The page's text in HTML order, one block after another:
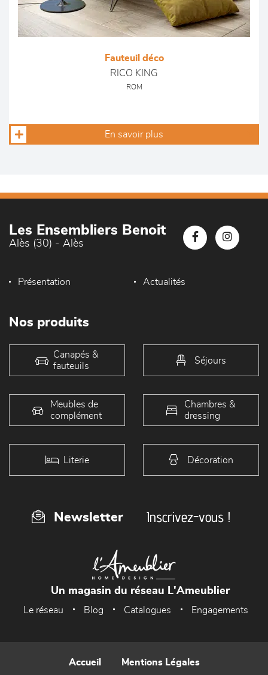
Fauteuil déco
RICO KING
ROM
En savoir plus
Les Ensembliers Benoit
Alès (30) - Alès
Présentation Actualités
Nos produits
Canapés &
fauteuils
Séjours
Meubles de
complément
Chambres &
dressing
Literie Décoration
Newsletter Inscrivez-vous !
Un magasin du réseau L'Ameublier
Le réseau Blog Catalogues Engagements
Accueil Mentions Légales